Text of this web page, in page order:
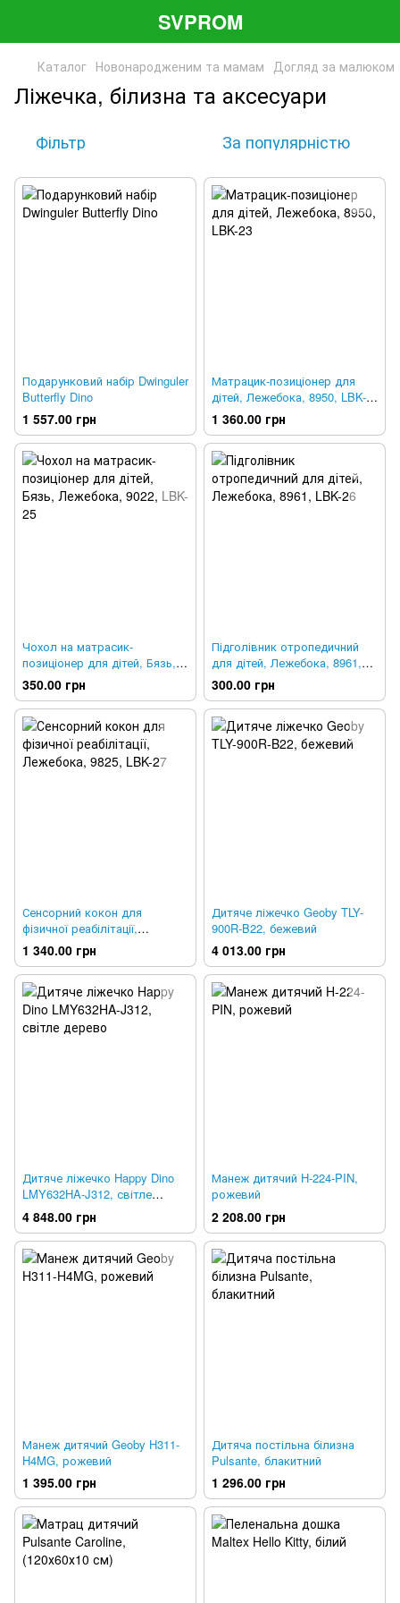
SVPROM
Каталог Новонародженим та мамам Догляд за малюком
Ліжечка, білизна та аксесуари
Фільтр За популярністю
Подарунковий набір Dwinguler
Butterfly Dino
1 557.00 грн
Матрацик-позиціонер для
дітей, Лежебока, 8950, LBK-
23
1 360.00 грн
Чохол на матрасик-
позиціонер для дітей, Бязь,
Лежебока, 9022, LBK-25
350.00 грн
Підголівник отропедичний
для дітей, Лежебока, 8961,
LBK-26
300.00 грн
Сенсорний кокон для
фізичної реабілітації,
Лежебока, 9825, LBK-27
1 340.00 грн
Дитяче ліжечко Geoby TLY-
900R-B22, бежевий
4 013.00 грн
Дитяче ліжечко Happy Dino
LMY632HA-J312, світле
дерево
4 848.00 грн
Манеж дитячий H-224-PIN,
рожевий
2 208.00 грн
Манеж дитячий Geoby H311-
H4MG, рожевий
1 395.00 грн
Дитяча постільна білизна
Pulsante, блакитний
1 296.00 грн